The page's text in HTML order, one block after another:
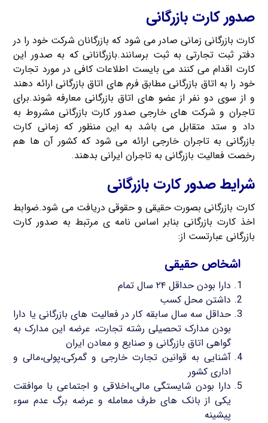
صدور کارت بازرگانی
کارت بازرگانی زمانی صادر می شود که بازرگانان شرکت خود را در
دفتر ثبت تجارتی به ثبت برسانند.بازرگانانی که به صدور این
کارت اقدام می کنند می بایست اطلاعات کافی در مورد تجارت
خود را به اتاق بازرگانی مطابق فرم های اتاق بازرگانی ارائه دهند
و از سوی دو نفر از عضو های اتاق بازرگانی معارفه شوند.برای
تاجران و شرکت های خارجی صدور کارت بازرگانی مشروط به
داد و ستد متقابل می باشد به این منظور که زمانی کارت
بازرگانی به تاجران خارجی ارائه می شود که کشور آن ها هم
رخصت فعالیت بازرگانی به تاجران ایرانی بدهند.
شرایط صدور کارت بازرگانی
کارت بازرگانی بصورت حقیقی و حقوقی دریافت می شود.ضوابط
اخذ کارت بازرگانی بنابر اساس نامه ی مرتبط به صدور کارت
بازرگانی عبارتست از:
اشخاص حقیقی
دارا بودن حداقل ۲۴ سال تمام
داشتن محل کسب
حداقل سه سال سابقه کار در فعالیت های بازرگانی یا دارا
بودن مدارک تحصیلی رشته تجارت، عرضه این مدارک به
گواهی اتاق بازرگانی و صنایع و معادن ایران
آشنایی به قوانین تجارت خارجی و گمرکی،پولی،مالی و
اداری کشور
دارا بودن شایستگی مالی،اخلاقی و اجتماعی با موافقت
یکی از بانک های طرف معامله و عرضه برگ عدم سوء
پیشینه